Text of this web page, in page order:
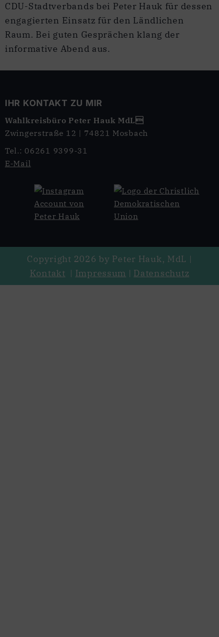
CDU-Stadtverbands bei Peter Hauk für dessen
engagierten Einsatz für den Ländlichen
Raum. Bei guten Gesprächen klang der
informative Abend aus.
IHR KONTAKT ZU MIR
Wahlkreisbüro Peter Hauk MdL
Zwingerstraße 12 | 74821 Mosbach
Tel.: 06261 9399-31
E-Mail
Copyright 2026 by Peter Hauk, MdL |
Kontakt | Impressum | Datenschutz